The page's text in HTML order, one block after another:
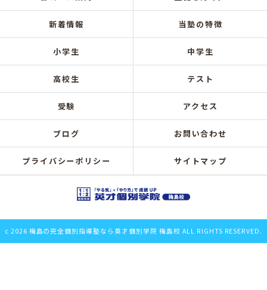
新着情報 当塾の特徴
小学生 中学生
高校生 テスト
受験 アクセス
ブログ お問い合わせ
プライバシーポリシー サイトマップ
c 2026 梅島の完全個別指導塾なら英才個別学院 梅島校 ALL RIGHTS RESERVED.